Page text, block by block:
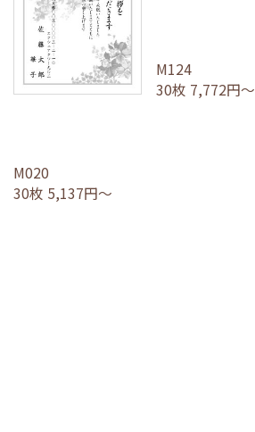
M020
30枚 5,137円～
M124
30枚 7,772円～